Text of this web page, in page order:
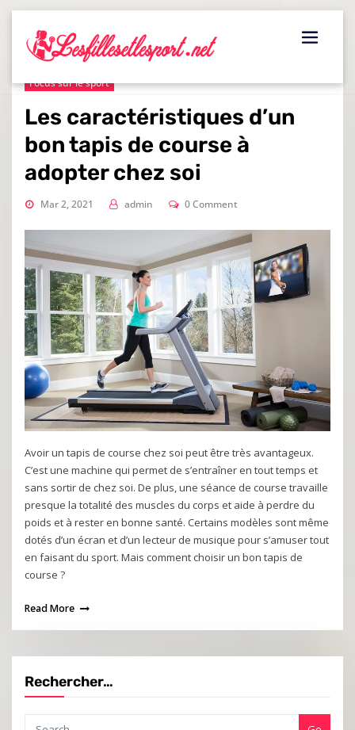
Skip
content
Focus sur le sport
Les caractéristiques d’un
bon tapis de course à
adopter chez soi
Mar 2, 2021 admin 0 Comment
Avoir un tapis de course chez soi peut être très avantageux.
C’est une machine qui permet de s’entraîner en tout temps et
sans sortir de chez soi. De plus, une séance de course travaille
presque la totalité des muscles du corps et aide à perdre du
poids et à rester en bonne santé. Certains modèles sont même
dotés d’un écran et d’un lecteur de musique pour s’amuser tout
en faisant du sport. Mais comment choisir un bon tapis de
course ?
Read More
Rechercher…